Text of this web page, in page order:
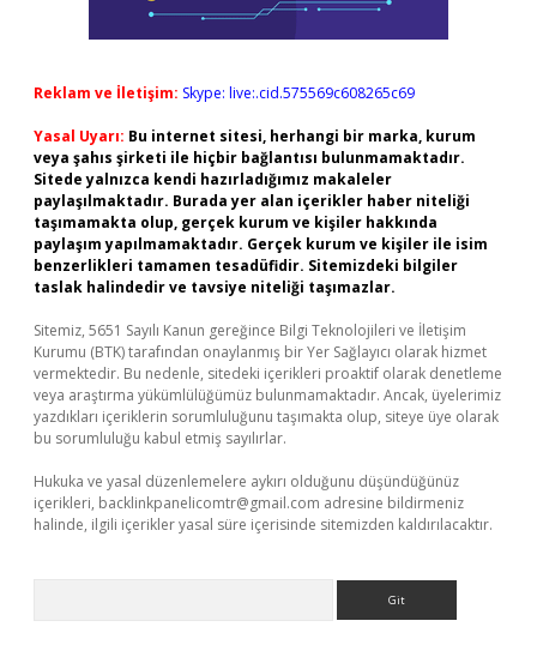
Reklam ve İletişim: Skype: live:.cid.575569c608265c69
Yasal Uyarı: Bu internet sitesi, herhangi bir marka, kurum
veya şahıs şirketi ile hiçbir bağlantısı bulunmamaktadır.
Sitede yalnızca kendi hazırladığımız makaleler
paylaşılmaktadır. Burada yer alan içerikler haber niteliği
taşımamakta olup, gerçek kurum ve kişiler hakkında
paylaşım yapılmamaktadır. Gerçek kurum ve kişiler ile isim
benzerlikleri tamamen tesadüfidir. Sitemizdeki bilgiler
taslak halindedir ve tavsiye niteliği taşımazlar.
Sitemiz, 5651 Sayılı Kanun gereğince Bilgi Teknolojileri ve İletişim
Kurumu (BTK) tarafından onaylanmış bir Yer Sağlayıcı olarak hizmet
vermektedir. Bu nedenle, sitedeki içerikleri proaktif olarak denetleme
veya araştırma yükümlülüğümüz bulunmamaktadır. Ancak, üyelerimiz
yazdıkları içeriklerin sorumluluğunu taşımakta olup, siteye üye olarak
bu sorumluluğu kabul etmiş sayılırlar.
Hukuka ve yasal düzenlemelere aykırı olduğunu düşündüğünüz
içerikleri, backlinkpanelicomtr@gmail.com adresine bildirmeniz
halinde, ilgili içerikler yasal süre içerisinde sitemizden kaldırılacaktır.